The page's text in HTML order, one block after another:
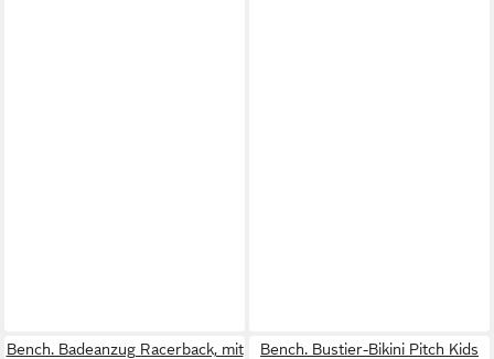
Bench. Badeanzug Racerback, mit
Bench. Bustier-Bikini Pitch Kids